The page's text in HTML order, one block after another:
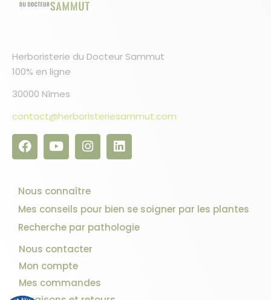
Herboristerie du Docteur Sammut
100% en ligne
30000 Nîmes
contact@herboristeriesammut.com
Nous connaître
Mes conseils pour bien se soigner par les plantes
Recherche par pathologie
Nous contacter
Mon compte
Mes commandes